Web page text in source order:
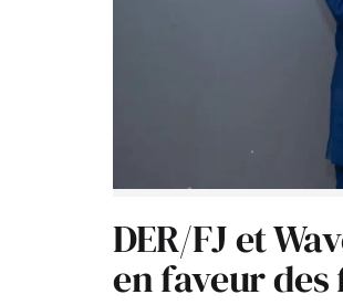
DER/FJ et
en faveur des